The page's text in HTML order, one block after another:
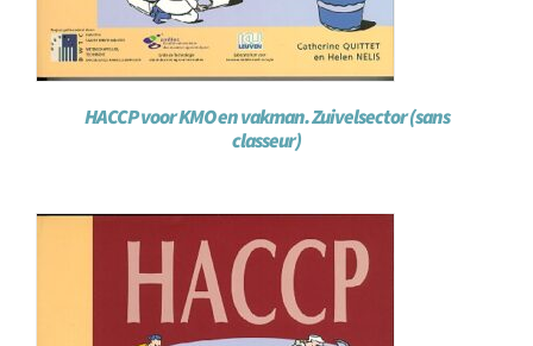
HACCP voor KMO en vakman. Zuivelsector (sans
classeur)